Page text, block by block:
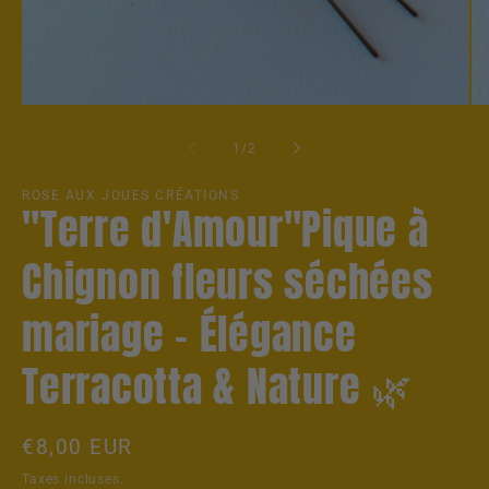
une
fenêtre
modale
1 /de
2
ROSE AUX JOUES CRÉATIONS
"Terre d'Amour"Pique à
Chignon fleurs séchées
mariage – Élégance
Terracotta & Nature 🌿
Prix
habituel
€8,00 EUR
Taxes incluses.